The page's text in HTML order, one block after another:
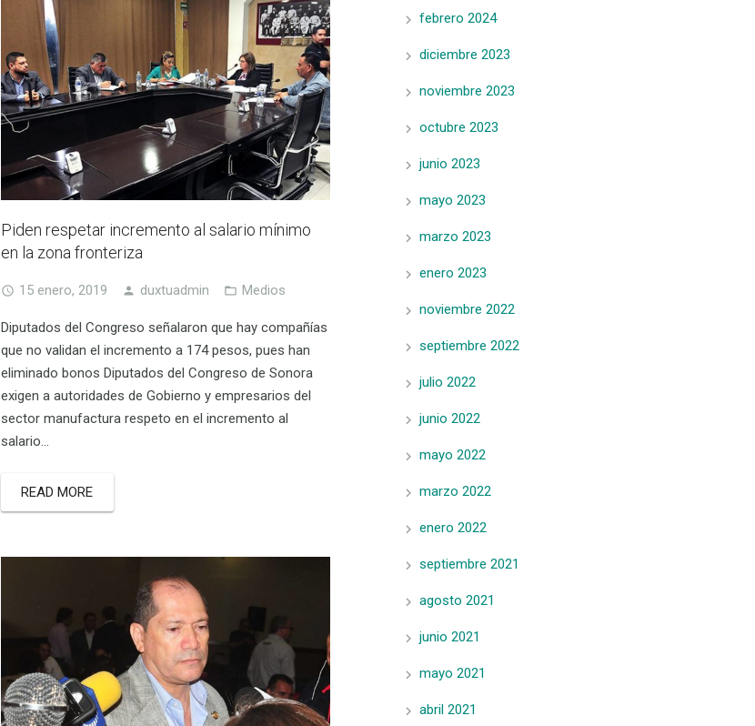
Piden respetar incremento al salario mínimo
en la zona fronteriza
15 enero, 2019 duxtuadmin Medios
Diputados del Congreso señalaron que hay compañías
que no validan el incremento a 174 pesos, pues han
eliminado bonos Diputados del Congreso de Sonora
exigen a autoridades de Gobierno y empresarios del
sector manufactura respeto en el incremento al
salario…
READ MORE
febrero 2024
diciembre 2023
noviembre 2023
octubre 2023
junio 2023
mayo 2023
marzo 2023
enero 2023
noviembre 2022
septiembre 2022
julio 2022
junio 2022
mayo 2022
marzo 2022
enero 2022
septiembre 2021
agosto 2021
junio 2021
mayo 2021
abril 2021